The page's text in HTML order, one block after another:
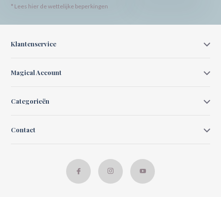
* Lees hier de wettelijke beperkingen
Klantenservice
Magical Account
Categorieën
Contact